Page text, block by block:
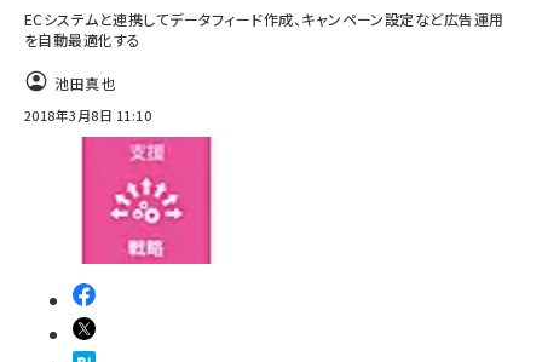
ecbeing (1207)
アスクル (1119)
base (1077)
ビィ・フォアード (773)
revico (740)
ECシステムと連携してデータフィード作成、キャンペーン設定など広告運用
を自動最適化する
池田真也
2018年3月8日 11:10